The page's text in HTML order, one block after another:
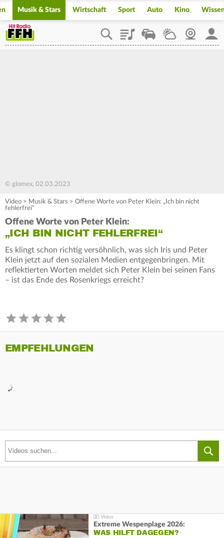
Musik & Stars Wirtschaft Sport Auto Kino
PlaylistStaupilotWetterWebcam
© glomex, 02.03.2023
Video > Musik & Stars > Offene Worte von Peter Klein: „Ich bin nicht
fehlerfrei“
Offene Worte von Peter Klein:
„ICH BIN NICHT FEHLERFREI“
Es klingt schon richtig versöhnlich, was sich Iris und Peter
Klein jetzt auf den sozialen Medien entgegenbringen. Mit
reflektierten Worten meldet sich Peter Klein bei seinen Fans
– ist das Ende des Rosenkriegs erreicht?
EMPFEHLUNGEN
Extreme Wespenplage 2026:
WAS HILFT DAGEGEN?